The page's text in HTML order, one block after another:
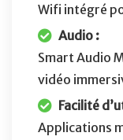
Wifi intégré
Audio :
Smart Audio
vidéo
Facilité
Applications